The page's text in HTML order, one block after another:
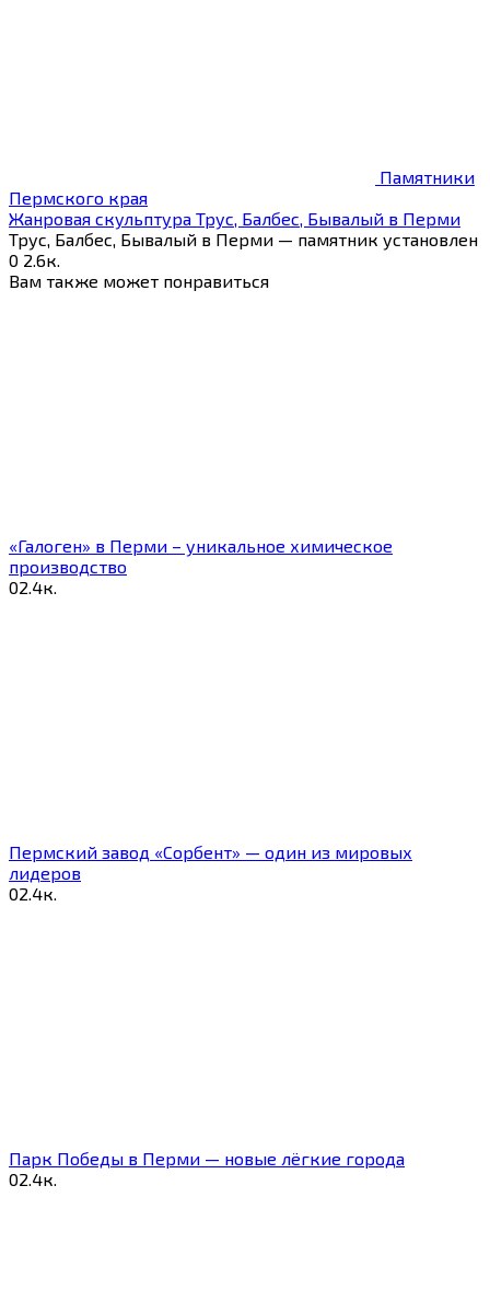
Памятники
Пермского края
Жанровая скульптура Трус, Балбес, Бывалый в Перми
Трус, Балбес, Бывалый в Перми — памятник установлен
0 2.6к.
Вам также может понравиться
«Галоген» в Перми – уникальное химическое
производство
02.4к.
Пермский завод «Сорбент» — один из мировых
лидеров
02.4к.
Парк Победы в Перми — новые лёгкие города
02.4к.